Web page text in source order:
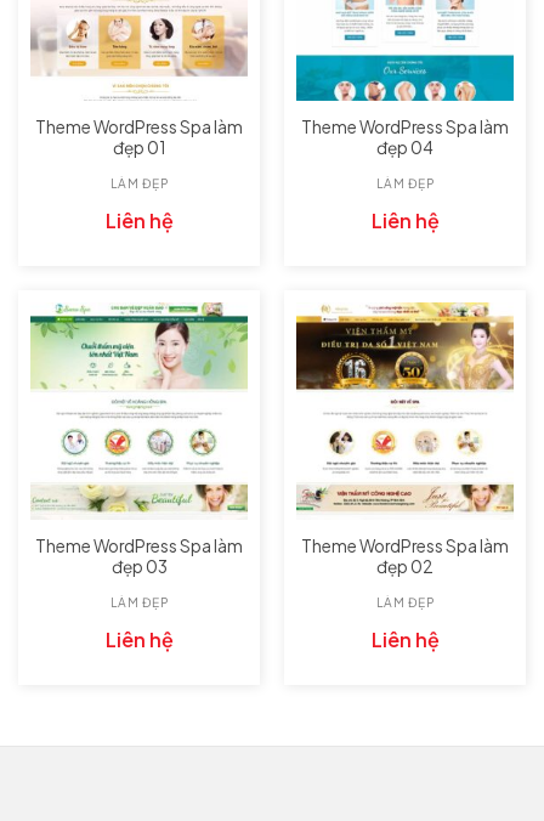
LÀM ĐẸP
Theme WordPress Spa làm
đẹp 01
Liên hệ
LÀM ĐẸP
Theme WordPress Spa làm
đẹp 04
Liên hệ
LÀM ĐẸP
Theme WordPress Spa làm
đẹp 03
Liên hệ
LÀM ĐẸP
Theme WordPress Spa làm
đẹp 02
Liên hệ